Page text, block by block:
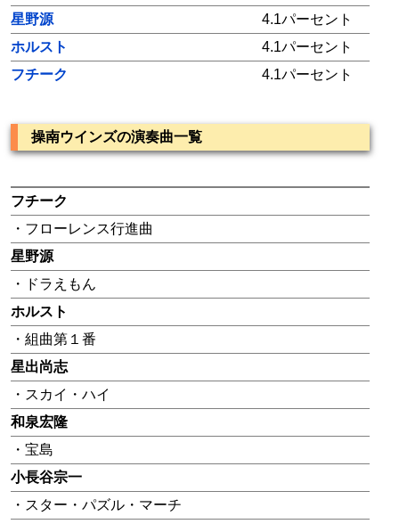
星野源
4.1パーセント
ホルスト
4.1パーセント
フチーク
4.1パーセント
操南ウインズの演奏曲一覧
フチーク
・フローレンス行進曲
星野源
・ドラえもん
ホルスト
・組曲第１番
星出尚志
・スカイ・ハイ
和泉宏隆
・宝島
小長谷宗一
・スター・パズル・マーチ